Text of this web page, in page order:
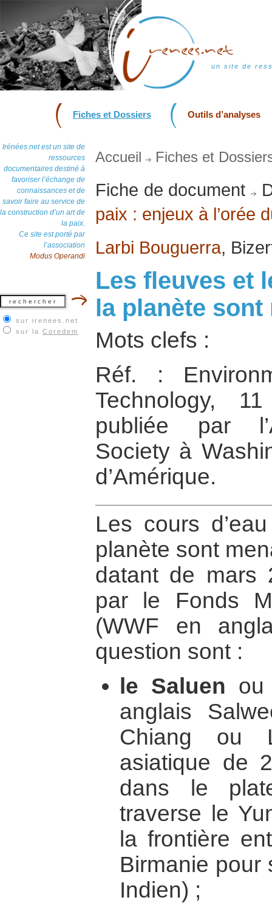
un site de
Fiches et Dossiers Outils d’analyses
Irénées.net est un site de
ressources
documentaires destiné à
favoriser l’échange de
connaissances et de
savoir faire au service de
la construction d’un art de
la paix.
Ce site est porté par
l’association
Modus Operandi
sur irenees.net
sur la Coredem
Accueil Fiches et
Fiche de document
paix : enjeux à l’orée
Larbi Bouguerra,
Les fleuves et
la planète sont
Mots clefs :
Réf. :
Technology,
publiée par
Society à
d’Amérique.
Les cours
planète sont
datant de mars
par le Fonds
(WWF en
question sont :
le Saluen
anglais
Chiang ou
asiatique de
dans le
traverse le
la frontière
Birmanie pour
Indien) ;